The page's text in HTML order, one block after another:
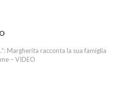
Margherita racconta la sua famiglia
– VIDEO